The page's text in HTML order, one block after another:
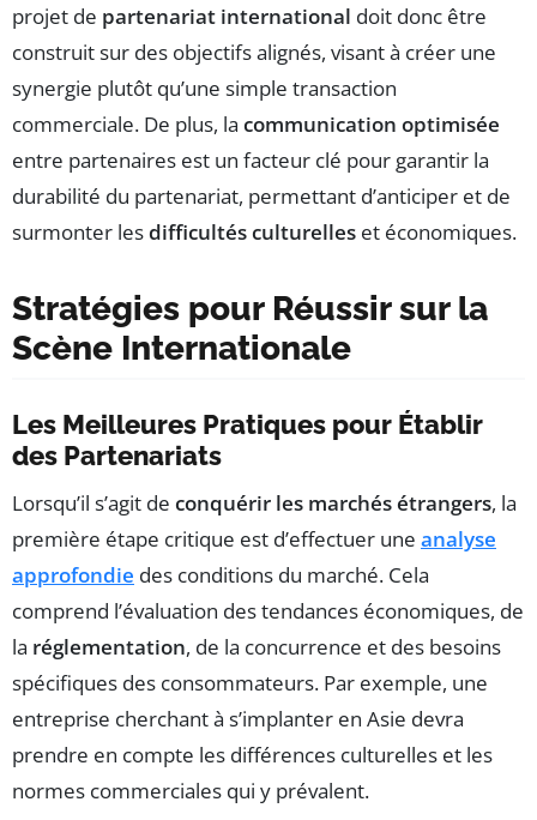
projet de partenariat international doit donc être
construit sur des objectifs alignés, visant à créer une
synergie plutôt qu’une simple transaction
commerciale. De plus, la communication optimisée
entre partenaires est un facteur clé pour garantir la
durabilité du partenariat, permettant d’anticiper et de
surmonter lesdifficultés culturelles et économiques.
Stratégies pour Réussir sur la
Scène Internationale
Les Meilleures Pratiques pour Établir
des Partenariats
Lorsqu’il s’agit de conquérir les marchés étrangers, la
première étape critique est d’effectuer une analyse
approfondie des conditions du marché. Cela
comprend l’évaluation des tendances économiques, de
la réglementation, de la concurrence et des besoins
spécifiques des consommateurs. Par exemple, une
entreprise cherchant à s’implanter en Asie devra
prendre en compte les différences culturelles et les
normes commerciales qui y prévalent.